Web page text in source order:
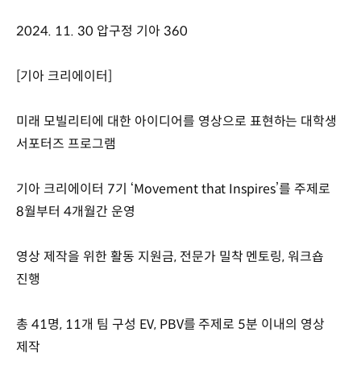
2024. 11. 30 압구정 기아 360
[기아 크리에이터]
미래 모빌리티에 대한 아이디어를 영상으로 표현하는 대학생
서포터즈 프로그램
기아 크리에이터 7기 ‘Movement that Inspires’를 주제로
8월부터 4개월간 운영
영상 제작을 위한 활동 지원금, 전문가 밀착 멘토링, 워크숍
진행
총 41명, 11개 팀 구성 EV, PBV를 주제로 5분 이내의 영상
제작